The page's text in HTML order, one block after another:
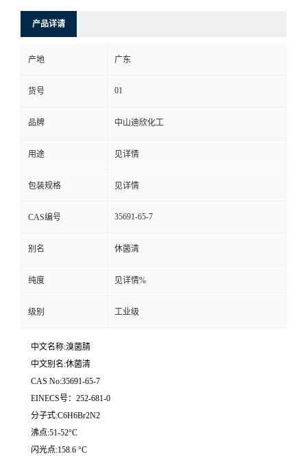
式
在
线
留
言
产品详请
产地 广东
货号 01
品牌 中山迪欣化工
用途 见详情
包装规格 见详情
CAS编号 35691-65-7
别名 休菌清
纯度 见详情%
级别 工业级
中文名称:溴菌腈
中文别名:休菌清
CAS No:35691-65-7
EINECS号：252-681-0
分子式:C6H6Br2N2
沸点:51-52°C
闪光点:158.6 °C